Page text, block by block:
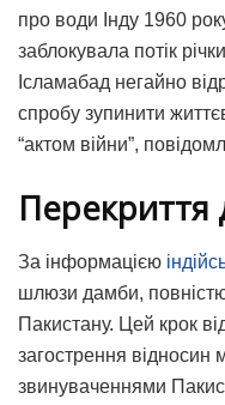
про води Інду 1960
заблокувала потік
Ісламабад негайно
спробу зупинити
“актом війни”,
Перекриття
За інформацією
шлюзи дамби,
Пакистану. Цей крок
загострення відносин
звинуваченнями